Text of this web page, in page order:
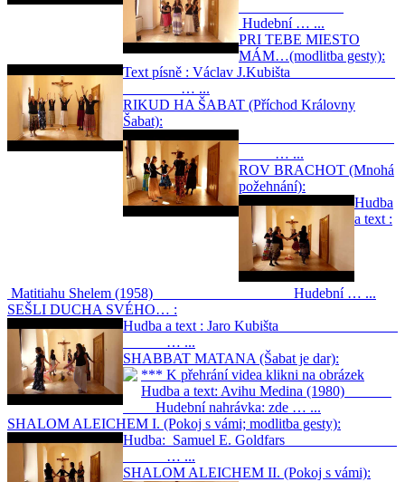
Hudební … ...
PRI TEBE MIESTO
MÁM…(modlitba gesty):
Text písně : Václav J.Kubišta
… ...
RIKUD HA ŠABAT (Příchod Královny
Šabat):
… ...
ROV BRACHOT (Mnohá
požehnání):
Hudba
a text :
Matitiahu Shelem (1958) Hudební … ...
SEŠLI DUCHA SVÉHO… :
Hudba a text : Jaro Kubišta
… ...
SHABBAT MATANA (Šabat je dar):
*** K přehrání videa klikni na obrázek
Hudba a text: Avihu Medina (1980)
Hudební nahrávka: zde … ...
SHALOM ALEICHEM I. (Pokoj s vámi; modlitba gesty):
Hudba: Samuel E. Goldfars
… ...
SHALOM ALEICHEM II. (Pokoj s vámi):